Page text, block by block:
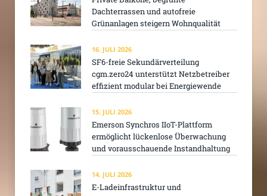
Dachterrassen und autofreie
Grünanlagen steigern Wohnqualität
16. JULI 2026
SF6-freie Sekundärverteilung
cgm.zero24 unterstützt Netzbetreiber
effizient modular bei Energiewende
15. JULI 2026
Emerson Synchros IIoT-Plattform
ermöglicht lückenlose Überwachung
und vorausschauende Instandhaltung
14. JULI 2026
E-Ladeinfrastruktur und